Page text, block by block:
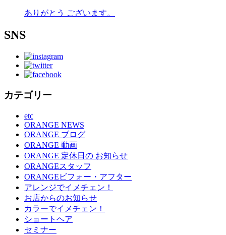
ありがとう ございます。
SNS
カテゴリー
etc
ORANGE NEWS
ORANGE ブログ
ORANGE 動画
ORANGE 定休日の お知らせ
ORANGEスタッフ
ORANGEビフォー・アフター
アレンジでイメチェン！
お店からのお知らせ
カラーでイメチェン！
ショートヘア
セミナー